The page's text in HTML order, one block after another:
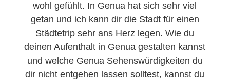
wohl gefühlt. In Genua hat sich sehr viel
getan und ich kann dir die Stadt für einen
Städtetrip sehr ans Herz legen. Wie du
deinen Aufenthalt in Genua gestalten kannst
und welche Genua Sehenswürdigkeiten du
dir nicht entgehen lassen solltest, kannst du